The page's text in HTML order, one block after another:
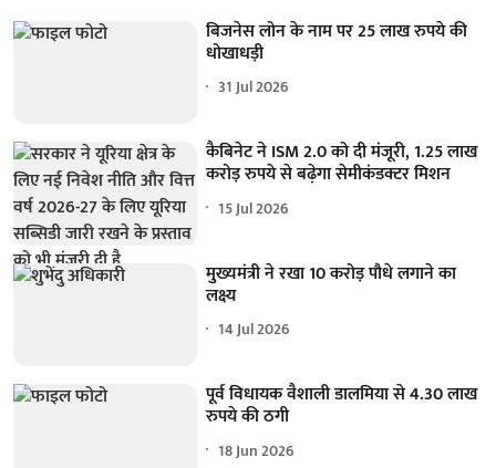
बिजनेस लोन के नाम पर 25 लाख रुपये की
धोखाधड़ी
31 Jul 2026
कैबिनेट ने ISM 2.0 को दी मंजूरी, 1.25 लाख
करोड़ रुपये से बढ़ेगा सेमीकंडक्टर मिशन
15 Jul 2026
मुख्यमंत्री ने रखा 10 करोड़ पौधे लगाने का
लक्ष्य
14 Jul 2026
पूर्व विधायक वैशाली डालमिया से 4.30 लाख
रुपये की ठगी
18 Jun 2026